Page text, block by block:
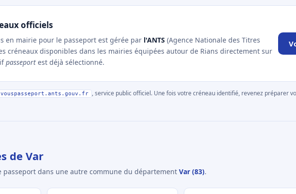
officiels
en mairie pour le passeport est gérée par l'ANTS (Agence Nationale des Titres
créneaux disponibles dans les mairies équipées autour de Rians directement sur
passeport est déjà sélectionné.
, service public officiel. Une fois votre créneau identifié, revenez préparer
de Var
passeport dans une autre commune du département Var (83).